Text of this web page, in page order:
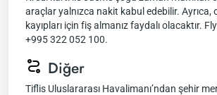
araçlar yalnızca nakit kabul edebilir. Ayrıca,
kayıpları için fiş almanız faydalı olacaktır.
+995 322 052 100.
Diğer
Tiflis Uluslararası Havalimanı’ndan şehir